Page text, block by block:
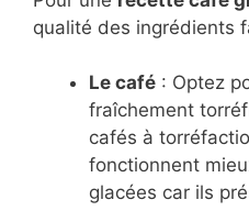
qualité des ingrédients
Le café : Optez
fraîchement
cafés à
fonctionnent
glacées car ils